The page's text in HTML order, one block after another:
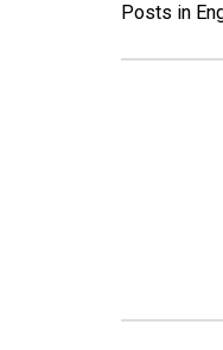
Posts in